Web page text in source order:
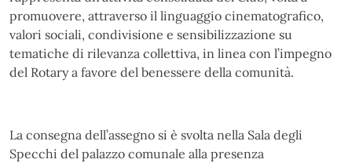
promuovere, attraverso il linguaggio cinematografico,
valori sociali, condivisione e sensibilizzazione su
tematiche di rilevanza collettiva, in linea con l’impegno
del Rotary a favore del benessere della comunità.
La consegna dell’assegno si è svolta nella Sala degli
Specchi del palazzo comunale alla presenza